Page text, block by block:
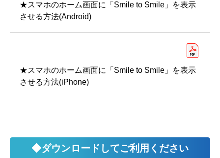
★スマホのホーム画面に「Smile to Smile」を表示
させる方法(Android)
★スマホのホーム画面に「Smile to Smile」を表示
させる方法(iPhone)
◆ダウンロードしてご利用ください